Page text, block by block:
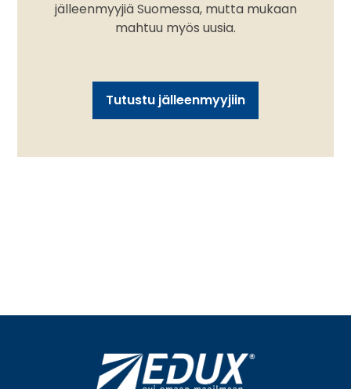
jälleenmyyjiä Suomessa, mutta mukaan
mahtuu myös uusia.
Tutustu jälleenmyyjiin